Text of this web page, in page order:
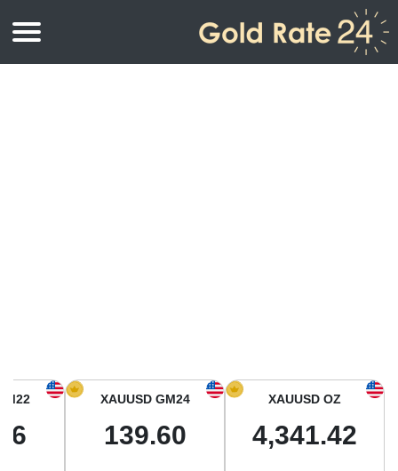
أسعار الذهب في أمريكا الجنوبية
XAUUSD OZ
4,341.42
XAUUSD GM24
139.60